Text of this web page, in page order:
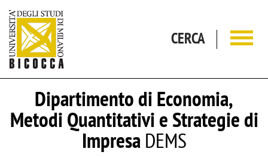
CERCA
Dipartimento di Economia,
Metodi Quantitativi e Strategie di
ImpresaDEMS